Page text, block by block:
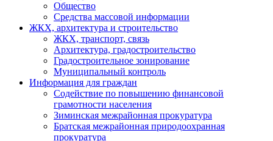
Общество
Средства массовой информации
ЖКХ, архитектура и строительство
ЖКХ, транспорт, связь
Архитектура, градостроительство
Градостроительное зонирование
Муниципальный контроль
Информация для граждан
Содействие по повышению финансовой
грамотности населения
Зиминская межрайонная прокуратура
Братская межрайонная природоохранная
прокуратура